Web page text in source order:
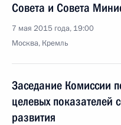
Совета и Совета
7 мая 2015 года, 19:00
Москва, Кремль
Заседание Комиссии
целевых показателей
развития